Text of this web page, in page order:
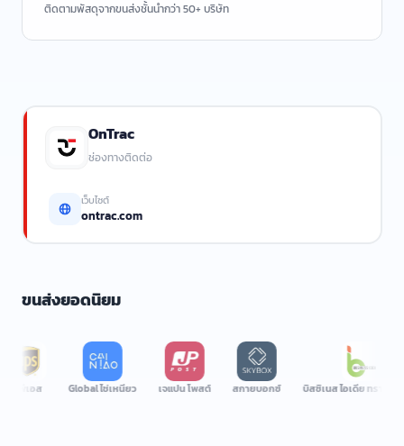
ติดตามพัสดุจากขนส่งชั้นนำกว่า 50+ บริษัท
OnTrac
ช่องทางติดต่อ
เว็บไซต์
ontrac.com
ขนส่งยอดนิยม
Global ไช่เหนียว เจแปน โพสต์ สกายบอกซ์ บิสซิเนส ไอเดีย ทรานสปอร์ต